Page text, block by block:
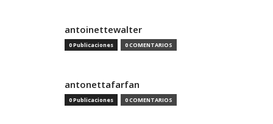
antoinettewalter
0 Publicaciones 0 COMENTARIOS
antonettafarfan
0 Publicaciones 0 COMENTARIOS